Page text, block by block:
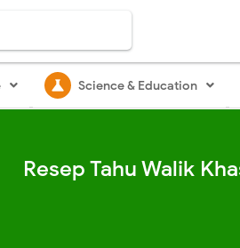
science Science & Education
Resep Tahu Walik